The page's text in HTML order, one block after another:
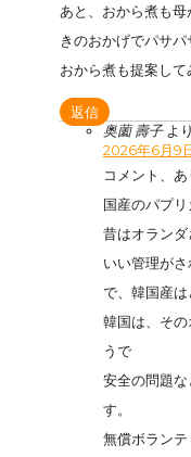
あと、おから煮も
きのおかげでパサパ
おから煮も提案して
返信
奥薗 壽子 よ
2026年6月9
コメント、あ
国産のパプリ
昔はオラン
いい管理がさ
で、韓国産
韓国は、そ
うで
安全の問題
す。
無償ボランテ